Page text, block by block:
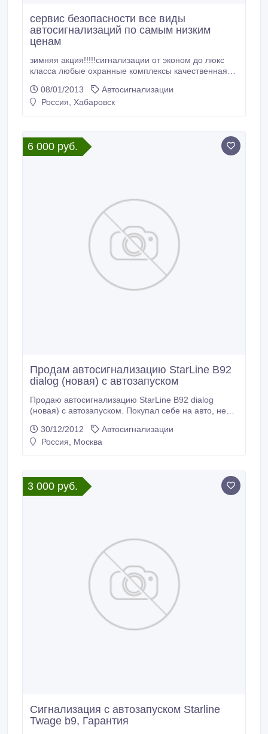
сервис безопасности все виды
автосигнализаций по самым низким
ценам
зимняя акция!!!!!сигнализации от эконом до люкс
класса любые охранные комплексы качественная
другое скидки при установке автосигнализации+
механики легенфорд 400+установка всего за
08/01/2013
Автосигнализации
Россия, Хабаровск
6 000 руб.
Продам автосигнализацию StarLine B92
dialog (новая) с автозапуском
Продаю автосигнализацию StarLine B92 dialog
(новая) с автозапуском. Покупал себе на авто, не
8тыс. руб. 2 недели назад..
30/12/2012
Автосигнализации
Россия, Москва
3 000 руб.
Сигнализация c автозапуском Starline
Twage b9, Гарантия